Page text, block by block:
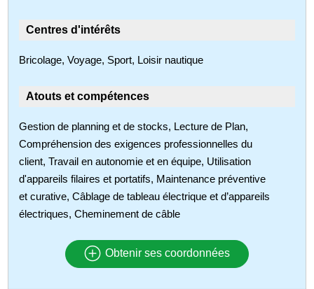
Centres d'intérêts
Bricolage, Voyage, Sport, Loisir nautique
Atouts et compétences
Gestion de planning et de stocks, Lecture de Plan,
Compréhension des exigences professionnelles du
client, Travail en autonomie et en équipe, Utilisation
d'appareils filaires et portatifs, Maintenance préventive
et curative, Câblage de tableau électrique et d’appareils
électriques, Cheminement de câble
Obtenir ses coordonnées